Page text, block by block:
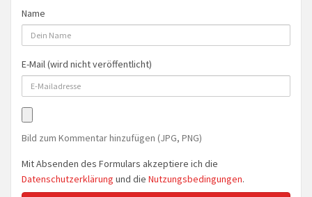
Name
E-Mail (wird nicht veröffentlicht)
Bild zum Kommentar hinzufügen (JPG, PNG)
Mit Absenden des Formulars akzeptiere ich die
Datenschutzerklärung und die Nutzungsbedingungen.